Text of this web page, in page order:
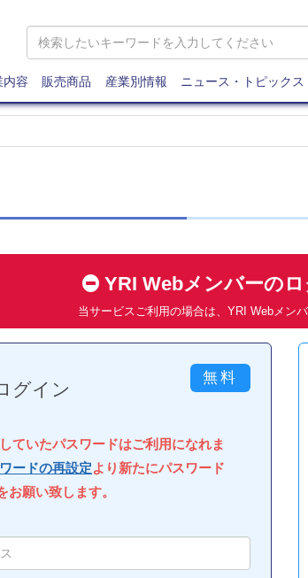
内容 販売商品 産業別情報 ニュース・トピックス
YRI Webメンバーの
当サービスご利用の場合は、YRI Webメン
グイン
ていたパスワードはご利用になれま
ードの再設定より新たにパスワード
願い致します。